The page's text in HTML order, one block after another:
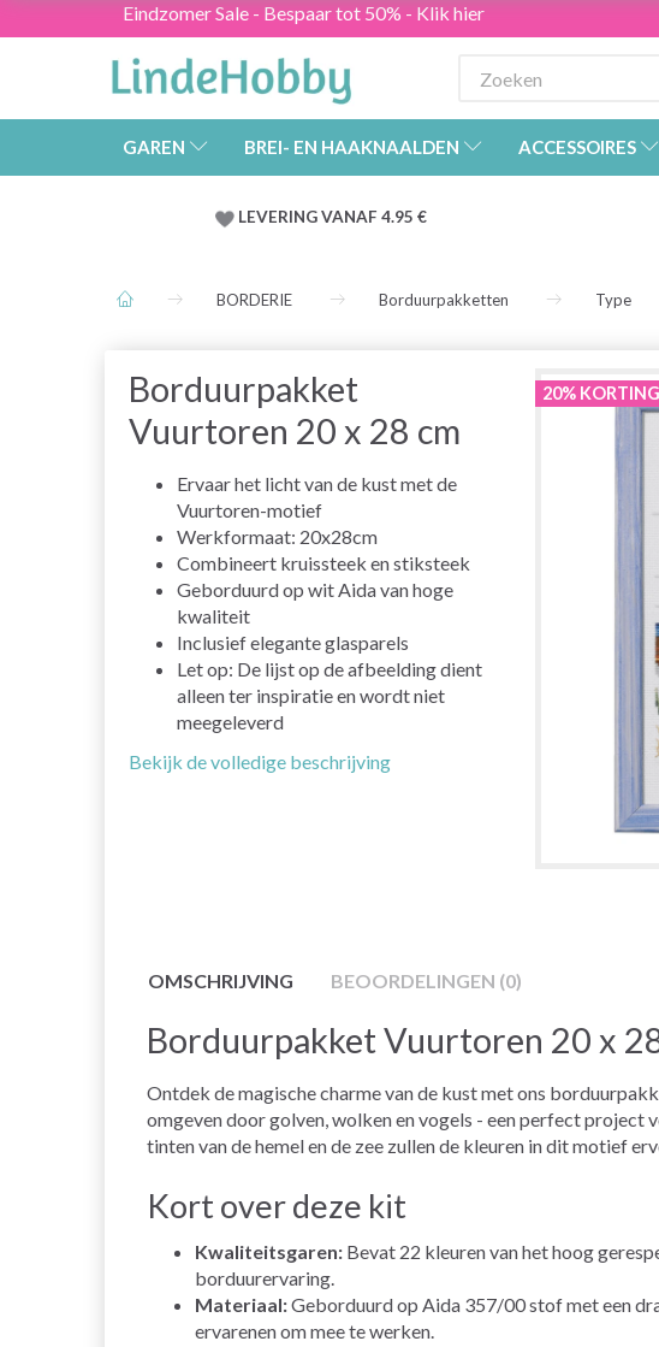
Eindzomer Sale - Bespaar tot 50% - Klik hier
GAREN BREI- EN HAAKNAALDEN ACCESSOIRES
LEVERING VANAF 4.95 €
BORDERIE Borduurpakketten Type
Borduurpakket
Vuurtoren 20 x 28 cm
Ervaar het licht van de kust met de
Vuurtoren-motief
Werkformaat: 20x28cm
Combineert kruissteek en stiksteek
Geborduurd op wit Aida van hoge
kwaliteit
Inclusief elegante glasparels
Let op: De lijst op de afbeelding dient
alleen ter inspiratie en wordt niet
meegeleverd
Bekijk de volledige beschrijving
20% KORTING
OMSCHRIJVING BEOORDELINGEN (0)
Borduurpakket Vuurtoren 20 x
Ontdek de magische charme van de kust met ons
omgeven door golven, wolken en vogels - een perfect project
tinten van de hemel en de zee zullen de kleuren in dit motief
Kort over deze kit
Kwaliteitsgaren: Bevat 22 kleuren van het hoog
borduurervaring.
Materiaal:Geborduurd op Aida 357/00 stof met een
ervarenen om mee te werken.